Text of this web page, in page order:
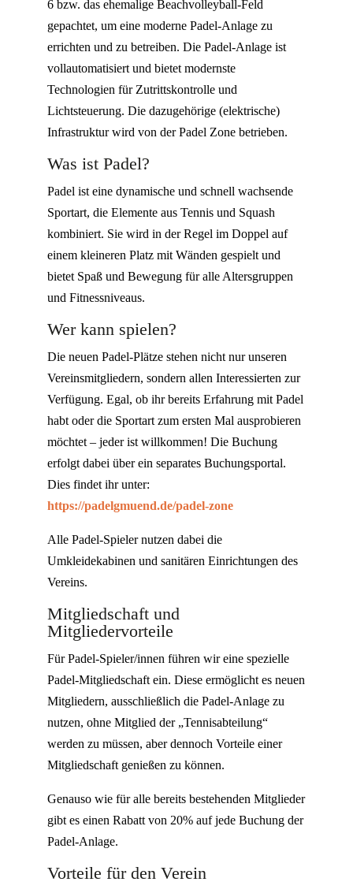
6 bzw. das ehemalige Beachvolleyball-Feld
gepachtet, um eine moderne Padel-Anlage zu
errichten und zu betreiben. Die Padel-Anlage ist
vollautomatisiert und bietet modernste
Technologien für Zutrittskontrolle und
Lichtsteuerung. Die dazugehörige (elektrische)
Infrastruktur wird von der Padel Zone betrieben.
Was ist Padel?
Padel ist eine dynamische und schnell wachsende
Sportart, die Elemente aus Tennis und Squash
kombiniert. Sie wird in der Regel im Doppel auf
einem kleineren Platz mit Wänden gespielt und
bietet Spaß und Bewegung für alle Altersgruppen
und Fitnessniveaus.
Wer kann spielen?
Die neuen Padel-Plätze stehen nicht nur unseren
Vereinsmitgliedern, sondern allen Interessierten zur
Verfügung. Egal, ob ihr bereits Erfahrung mit Padel
habt oder die Sportart zum ersten Mal ausprobieren
möchtet – jeder ist willkommen! Die Buchung
erfolgt dabei über ein separates Buchungsportal.
Dies findet ihr unter:
https://padelgmuend.de/padel-zone
Alle Padel-Spieler nutzen dabei die
Umkleidekabinen und sanitären Einrichtungen des
Vereins.
Mitgliedschaft und
Mitgliedervorteile
Für Padel-Spieler/innen führen wir eine spezielle
Padel-Mitgliedschaft ein. Diese ermöglicht es neuen
Mitgliedern, ausschließlich die Padel-Anlage zu
nutzen, ohne Mitglied der „Tennisabteilung“
werden zu müssen, aber dennoch Vorteile einer
Mitgliedschaft genießen zu können.
Genauso wie für alle bereits bestehenden Mitglieder
gibt es einen Rabatt von 20% auf jede Buchung der
Padel-Anlage.
Vorteile für den Verein